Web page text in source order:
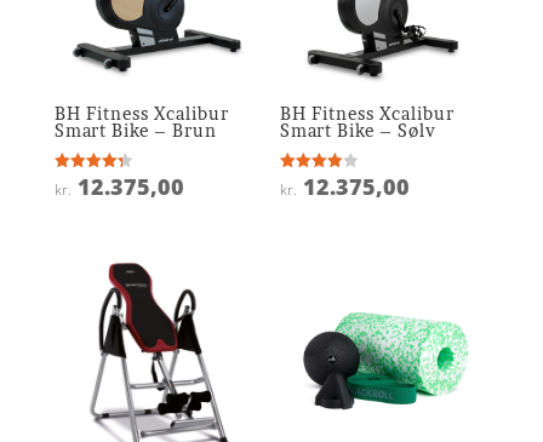
BH Fitness Xcalibur
Smart Bike – Brun
Vurderet
4.3
kr. 12.375,00
BH Fitness Xcalibur
Smart Bike – Sølv
Vurderet
3.9
kr. 12.375,00